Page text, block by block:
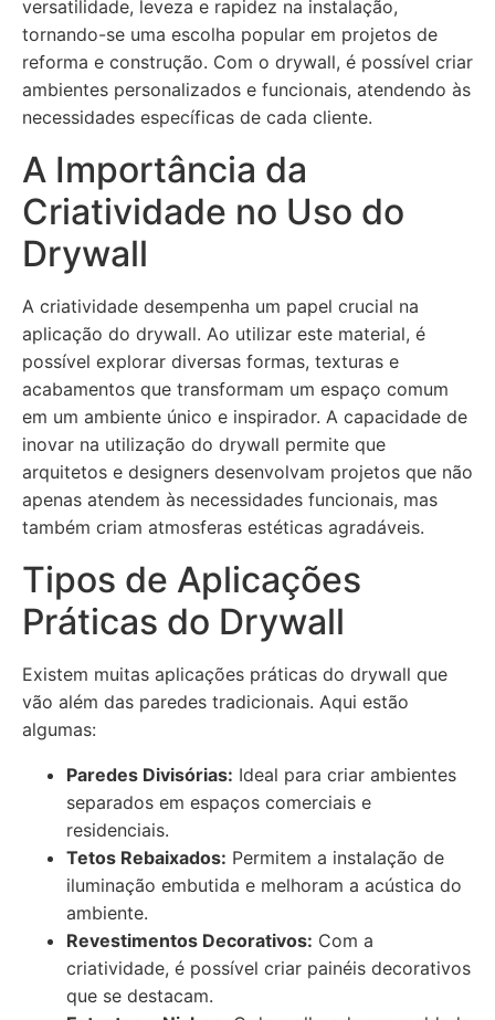
versatilidade, leveza e rapidez na instalação,
tornando-se uma escolha popular em projetos de
reforma e construção. Com o drywall, é possível criar
ambientes personalizados e funcionais, atendendo às
necessidades específicas de cada cliente.
A Importância da
Criatividade no Uso do
Drywall
A criatividade desempenha um papel crucial na
aplicação do drywall. Ao utilizar este material, é
possível explorar diversas formas, texturas e
acabamentos que transformam um espaço comum
em um ambiente único e inspirador. A capacidade de
inovar na utilização do drywall permite que
arquitetos e designers desenvolvam projetos que não
apenas atendem às necessidades funcionais, mas
também criam atmosferas estéticas agradáveis.
Tipos de Aplicações
Práticas do Drywall
Existem muitas aplicações práticas do drywall que
vão além das paredes tradicionais. Aqui estão
algumas:
Paredes Divisórias: Ideal para criar ambientes
separados em espaços comerciais e
residenciais.
Tetos Rebaixados: Permitem a instalação de
iluminação embutida e melhoram a acústica do
ambiente.
Revestimentos Decorativos: Com a
criatividade, é possível criar painéis decorativos
que se destacam.